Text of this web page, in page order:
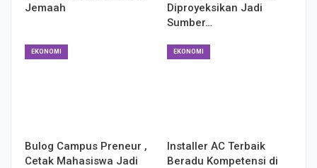
Jemaah
Diproyeksikan Jadi
Sumber…
EKONOMI
Bulog Campus Preneur ,
Cetak Mahasiswa Jadi
EKONOMI
Installer AC Terbaik
Beradu Kompetensi di